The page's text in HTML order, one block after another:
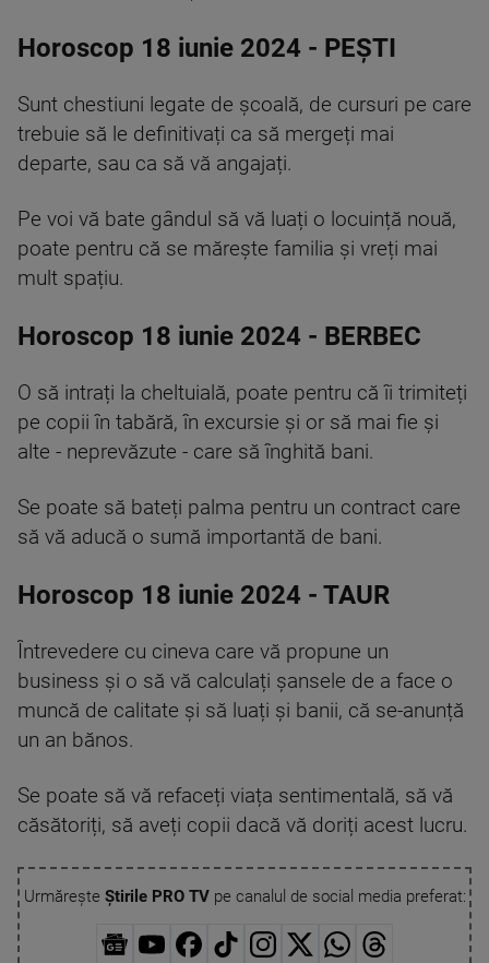
Horoscop 18 iunie 2024 - PEȘTI
Sunt chestiuni legate de școală, de cursuri pe care
trebuie să le definitivați ca să mergeți mai
departe, sau ca să vă angajați.
Pe voi vă bate gândul să vă luați o locuință nouă,
poate pentru că se mărește familia și vreți mai
mult spațiu.
Horoscop 18 iunie 2024 - BERBEC
O să intrați la cheltuială, poate pentru că îi trimiteți
pe copii în tabără, în excursie și or să mai fie și
alte - neprevăzute - care să înghită bani.
Se poate să bateți palma pentru un contract care
să vă aducă o sumă importantă de bani.
Horoscop 18 iunie 2024 - TAUR
Întrevedere cu cineva care vă propune un
business și o să vă calculați șansele de a face o
muncă de calitate și să luați și banii, că se-anunță
un an bănos.
Se poate să vă refaceți viața sentimentală, să vă
căsătoriți, să aveți copii dacă vă doriți acest lucru.
Urmărește Știrile PRO TVpe canalul de social media preferat: